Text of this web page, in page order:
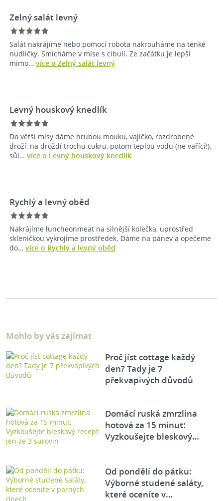
Zelný salát levný
Salát nakrájíme nebo pomocí robota nakrouháme na tenké
nudličky. Smícháme v míse s cibulí. Ze začátku je lepší
mimo… více o Zelný salát levný
Levný houskový knedlík
Do větší mísy dáme hrubou mouku, vajíčko, rozdrobené
droží, na droždí trochu cukru, potom teplou vodu (ne vařící!),
sůl… více o Levný houskový knedlík
Rychlý a levný oběd
Nakrájíme luncheonmeat na silnější kolečka, uprostřed
skleničkou vykrojíme prostředek. Dáme na pánev a opečeme
do… více o Rychlý a levný oběd
Mohlo by vás zajímat
Proč jíst cottage každý
den? Tady je 7
překvapivých důvodů
Domácí ruská zmrzlina
hotová za 15 minut:
Vyzkoušejte bleskový…
Od pondělí do pátku:
Výborné studené saláty,
které oceníte v…